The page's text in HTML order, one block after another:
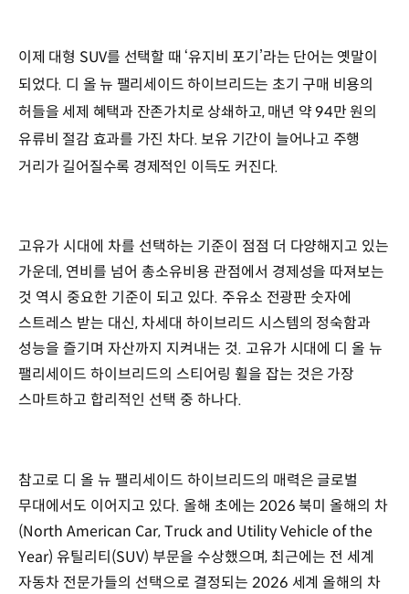
HLX
2501
이제 대형 SUV를 선택할 때 ‘유지비 포기’라는 단어는 옛말이
되었다. 디 올 뉴 팰리세이드 하이브리드는 초기 구매 비용의
허들을 세제 혜택과 잔존가치로 상쇄하고, 매년 약 94만 원의
유류비 절감 효과를 가진 차다. 보유 기간이 늘어나고 주행
거리가 길어질수록 경제적인 이득도 커진다.
고유가 시대에 차를 선택하는 기준이 점점 더 다양해지고 있는
가운데, 연비를 넘어 총소유비용 관점에서 경제성을 따져보는
것 역시 중요한 기준이 되고 있다. 주유소 전광판 숫자에
스트레스 받는 대신, 차세대 하이브리드 시스템의 정숙함과
성능을 즐기며 자산까지 지켜내는 것. 고유가 시대에 디 올 뉴
팰리세이드 하이브리드의 스티어링 휠을 잡는 것은 가장
스마트하고 합리적인 선택 중 하나다.
참고로 디 올 뉴 팰리세이드 하이브리드의 매력은 글로벌
무대에서도 이어지고 있다. 올해 초에는 2026 북미 올해의 차
(North American Car, Truck and Utility Vehicle of the
Year) 유틸리티(SUV) 부문을 수상했으며, 최근에는 전 세계
자동차 전문가들의 선택으로 결정되는 2026 세계 올해의 차